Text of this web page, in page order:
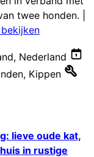
twee honden.
Nederland
, Kippen
lieve oude kat,
in rustige